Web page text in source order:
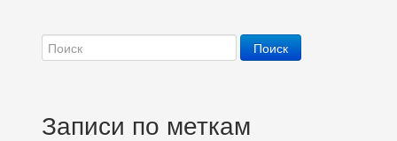
Записи по меткам